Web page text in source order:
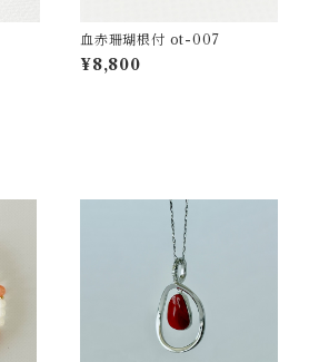
血赤珊瑚根付 ot-007
¥8,800